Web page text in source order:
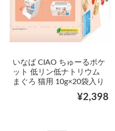
いなば CIAO ちゅーるポケ
ット 低リン低ナトリウム
まぐろ 猫用 10g×20袋入り
¥2,398